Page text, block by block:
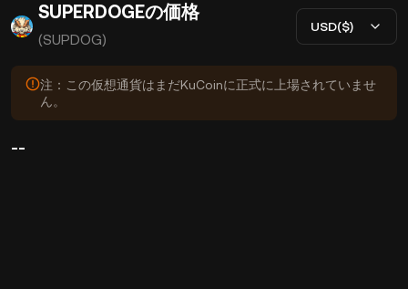
SUPERDOGEの価格
(SUPDOG)
USD($)
注：この仮想通貨はまだKuCoinに正式に上場されていませ
ん。
--